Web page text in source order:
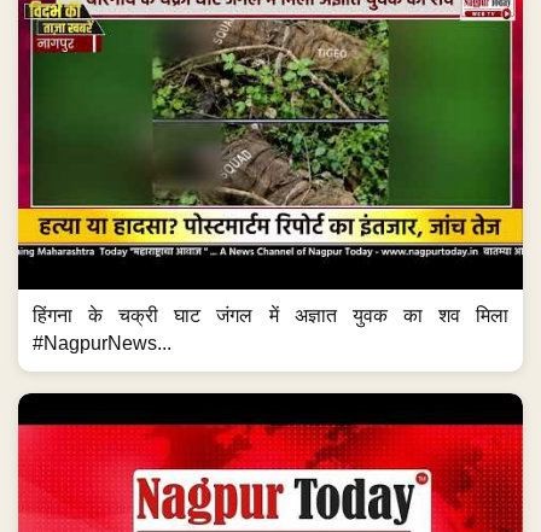
हिंगना के चक्री घाट जंगल में अज्ञात युवक का शव मिला
#NagpurNews...